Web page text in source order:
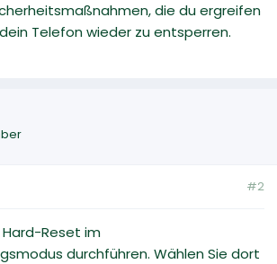
die du ergreifen
Telefon wieder zu entsperren.
#2
Reset im
durchführen. Wählen Sie dort